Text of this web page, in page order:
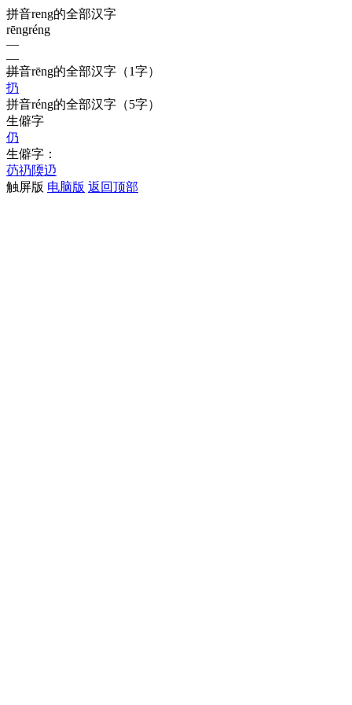
拼音reng的全部汉字
rēngréng
—
—
—
拼音rēng的全部汉字 （1字）
扔
拼音réng的全部汉字 （5字）
生僻字
仍
生僻字：
芿礽陾辸
触屏版 电脑版 返回顶部